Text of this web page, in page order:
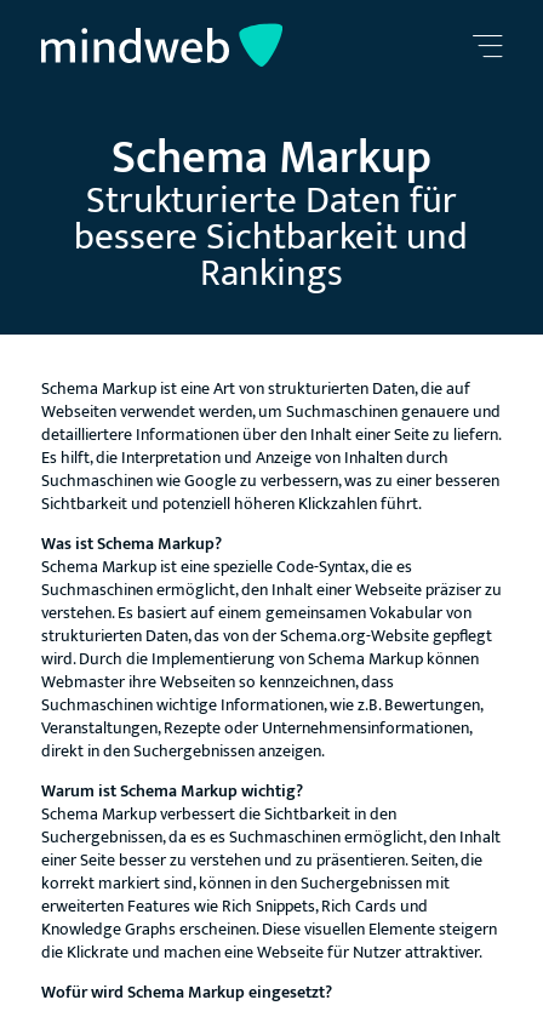
Schema Markup
Strukturierte Daten für
bessere Sichtbarkeit und
Rankings
Schema Markup ist eine Art von strukturierten Daten, die auf
Webseiten verwendet werden, um Suchmaschinen genauere und
detailliertere Informationen über den Inhalt einer Seite zu liefern.
Es hilft, die Interpretation und Anzeige von Inhalten durch
Suchmaschinen wie Google zu verbessern, was zu einer besseren
Sichtbarkeit und potenziell höheren Klickzahlen führt.
Was ist Schema Markup?
Schema Markup ist eine spezielle Code-Syntax, die es
Suchmaschinen ermöglicht, den Inhalt einer Webseite präziser zu
verstehen. Es basiert auf einem gemeinsamen Vokabular von
strukturierten Daten, das von der Schema.org-Website gepflegt
wird. Durch die Implementierung von Schema Markup können
Webmaster ihre Webseiten so kennzeichnen, dass
Suchmaschinen wichtige Informationen, wie z.B. Bewertungen,
Veranstaltungen, Rezepte oder Unternehmensinformationen,
direkt in den Suchergebnissen anzeigen.
Warum ist Schema Markup wichtig?
Schema Markup verbessert die Sichtbarkeit in den
Suchergebnissen, da es es Suchmaschinen ermöglicht, den Inhalt
einer Seite besser zu verstehen und zu präsentieren. Seiten, die
korrekt markiert sind, können in den Suchergebnissen mit
erweiterten Features wie Rich Snippets, Rich Cards und
Knowledge Graphs erscheinen. Diese visuellen Elemente steigern
die Klickrate und machen eine Webseite für Nutzer attraktiver.
Wofür wird Schema Markup eingesetzt?